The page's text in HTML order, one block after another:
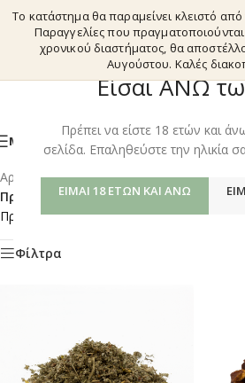
Είσαι ΑΝΩ
Πρέπει να είστε 18 ετών και
σελίδα. Επαληθεύστε την ηλικία
ΕΊΜΑΙ 18 ΕΤΏΝ ΚΑΙ ΆΝΩ
Το κατάστημα θα παραμείνει κλειστό από
Παραγγελίες που
χρονικού διαστήματος, θα
Αυγούστου. Καλές
ΜΕΝΟΎ
Αρχική σελίδα/Shop/
Προϊόντα με ετικέτα “TCM
Προβάλλονται όλα - 4 αποτελέσματα
Φίλτρα